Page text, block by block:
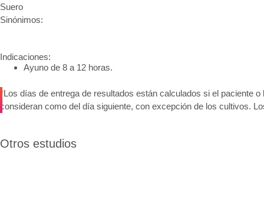
Suero
Sinónimos:
Indicaciones:
Ayuno de 8 a 12 horas.
*Los días de entrega de resultados están calculados si el paciente
consideran como del día siguiente, con excepción de los cultivos.
Otros estudios